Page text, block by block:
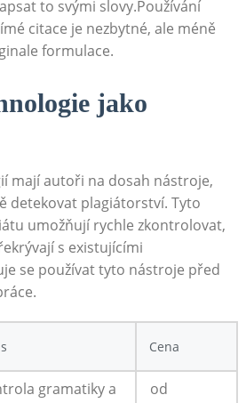
to svými slovy.Používání
citace je nezbytné, ale méně
formulace.
jako
mají autoři na dosah nástroje,
detekovat plagiátorství. Tyto
umožňují rychle zkontrolovat,
s existujícími
se používat tyto nástroje před
Cena
gramatiky a
od